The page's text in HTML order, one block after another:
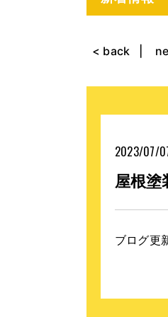
< back
2023/07/
屋根
ブログ更